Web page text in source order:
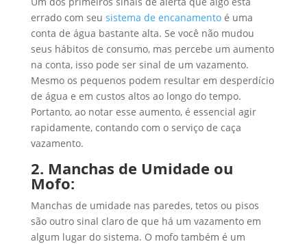
errado com seu sistema de encanamentoé uma
conta de água bastante alta. Se você não mudou
seus hábitos de consumo, mas percebe um aumento
na conta, isso pode ser sinal de um vazamento.
Mesmo os pequenos podem resultar em desperdício
de água e em custos altos ao longo do tempo.
Portanto, ao notar esse aumento, é essencial agir
rapidamente, contando com o serviço de caça
vazamento.
2. Manchas de Umidade ou
Mofo:
Manchas de umidade nas paredes, tetos ou pisos
são outro sinal claro de que há um vazamento em
algum lugar do sistema. O mofo também é um